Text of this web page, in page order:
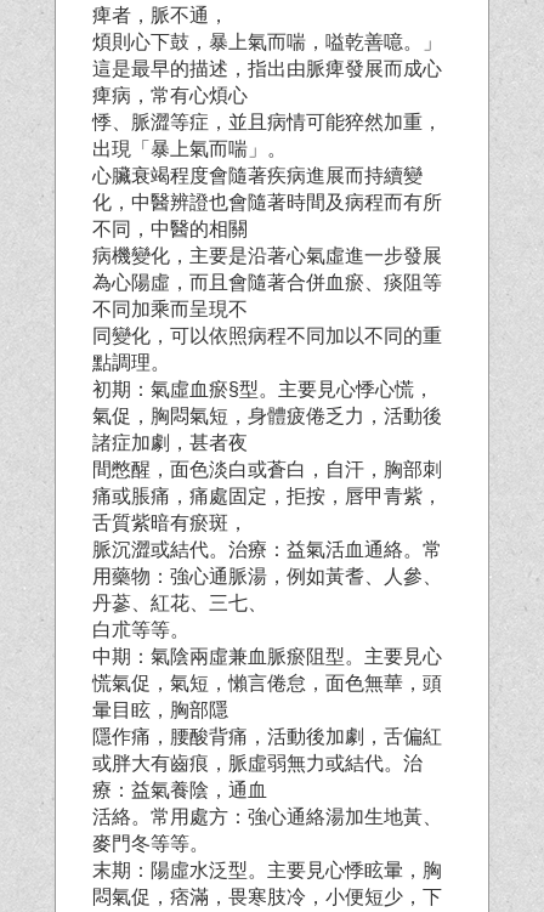
痺者，脈不通，
煩則心下鼓，暴上氣而喘，嗌乾善噫。」
這是最早的描述，指出由脈痺發展而成心
痺病，常有心煩心
悸、脈澀等症，並且病情可能猝然加重，
出現「暴上氣而喘」。
心臟衰竭程度會隨著疾病進展而持續變
化，中醫辨證也會隨著時間及病程而有所
不同，中醫的相關
病機變化，主要是沿著心氣虛進一步發展
為心陽虛，而且會隨著合併血瘀、痰阻等
不同加乘而呈現不
同變化，可以依照病程不同加以不同的重
點調理。
初期：氣虛血瘀§型。主要見心悸心慌，
氣促，胸悶氣短，身體疲倦乏力，活動後
諸症加劇，甚者夜
間憋醒，面色淡白或蒼白，自汗，胸部刺
痛或脹痛，痛處固定，拒按，唇甲青紫，
舌質紫暗有瘀斑，
脈沉澀或結代。治療：益氣活血通絡。常
用藥物：強心通脈湯，例如黃耆、人參、
丹蔘、紅花、三七、
白朮等等。
中期：氣陰兩虛兼血脈瘀阻型。主要見心
慌氣促，氣短，懶言倦怠，面色無華，頭
暈目眩，胸部隱
隱作痛，腰酸背痛，活動後加劇，舌偏紅
或胖大有齒痕，脈虛弱無力或結代。治
療：益氣養陰，通血
活絡。常用處方：強心通絡湯加生地黃、
麥門冬等等。
末期：陽虛水泛型。主要見心悸眩暈，胸
悶氣促，痞滿，畏寒肢冷，小便短少，下